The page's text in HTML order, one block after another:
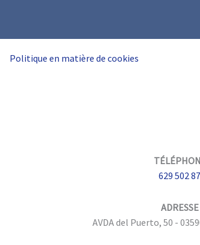
Politique en matière de cookies
629 502
ADRESSE
AVDA del Puerto, 50 -